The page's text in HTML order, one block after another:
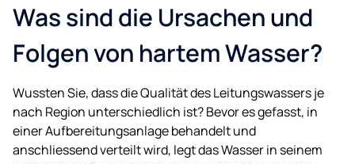
Was sind die Ursachen und
Folgen von hartem Wasser?
Wussten Sie, dass die Qualität des Leitungswassers je
nach Region unterschiedlich ist? Bevor es gefasst, in
einer Aufbereitungsanlage behandelt und
anschliessend verteilt wird, legt das Wasser in seinem